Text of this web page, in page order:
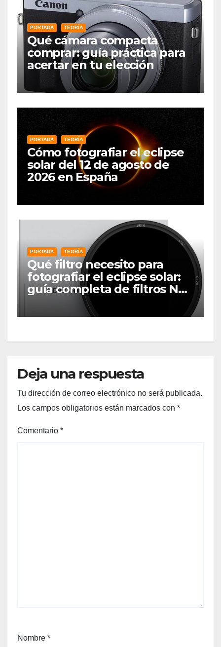
PORTADA TEORÍA
Qué cámara compacta
comprar: guía práctica para
acertar en tu elección
PORTADA TEORÍA
Cómo fotografiar el eclipse
solar del 12 de agosto de
2026 en España
PORTADA TEORÍA
Qué filtro necesito para
fotografiar el eclipse solar:
guía completa de filtros ND
Deja una respuesta
Tu dirección de correo electrónico no será publicada.
Los campos obligatorios están marcados con *
Comentario *
Nombre *